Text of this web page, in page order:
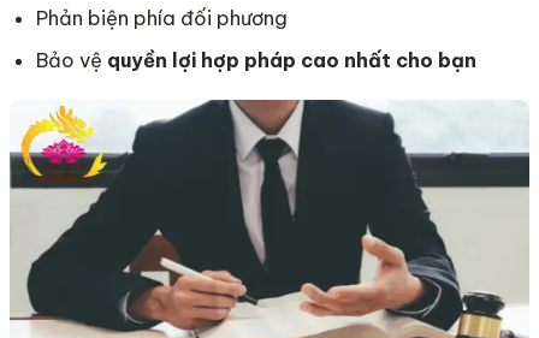
Phản biện phía đối phương
Bảo vệ quyền lợi hợp pháp cao nhất cho bạn